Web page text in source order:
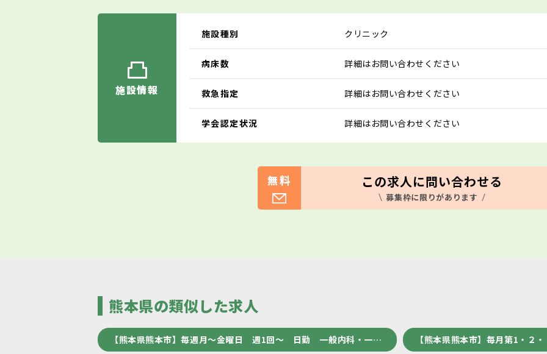
施設情報
施設種別 クリニック
病床数 詳細はお問い合わせください
救急指定 詳細はお問い合わせください
学会認定状況 詳細はお問い合わせください
無料 この求人に問い合わせる
募集枠に限りがあります
熊本県の類似した求人
【熊本県熊本市】毎週月～金曜日 週1回～ 日勤 一般内科・一… 【熊本県熊本市】毎月第1・